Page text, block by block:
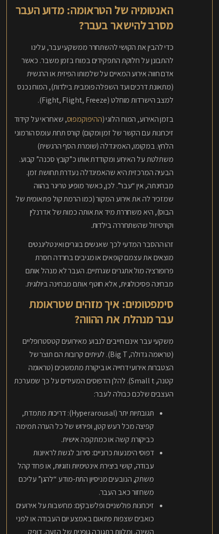
האנטומיה של הטראומה: מדוע העבר
מסרב להישאר בעבר?
כדי להבין את הקושי להשתחרר ממשקעי עבר, עלינו
להתבונן על חלוקת התפקידים במוח בזמן משבר. כאשר
אדם חווה אירוע המאיים על שלמותו הפיזית או הרגשית
(מתאונת דרכים ועד השפלה פומבית בילדות), המוח נכנס
למצב הישרדות מוחלט (Fight, Flight, Freeze).
בזמן האירוע, המוח הלוגי (ההיפוקמפוס, שאחראי על קידוד
זיכרונות עם הקשר של זמן ומקום) קורס תחת עומס הורמוני
הלחץ. במקומו, האמיגדלה (שומרת הסף הרגשית)
משתלטת על האירוע ומקודדת אותו כ”קובץ סכנה” קבוע.
הבעיה המרכזית היא שהאמיגדלה נעדרת תחושת זמן.
מבחינתה, אין “עבר”. לכן, כאשר מופיע טריגר בהווה
שמזכיר לה את אירוע המקור (כמו הרמת קול פתאומית של
הבוס), היא משחררת מיד את אותה כמות של אדרנלין
וקורטיזול שהשתחררה בילדות.
זהו ההסבר המדעי לכך שאנשים בוגרים ואינטליגנטים
מוצאים את עצמם קופאים או מגיבים בחרדה חסרת
פרופורציה מול אתגרים שגרתיים. העבר לא מנהל אותם
מבחינה פסיכולוגית, אלא חוטף אותם מבחינה ביולוגית.
סימפטומים: איך מזהים שטראומת
עבר מנהלת את ההווה?
משקעי עבר אינם חייבים לנבוע מאירועים קטסטרופליים
(טראומה גדולה, Big T). לעיתים קרובות הם תוצר של
הצטברות אירועי דחייה או ביקורת מתמשכים (טראומה
קטנה, Small t). להלן הדפוסים המעידים על כך שמערכת
העצבים שלכם כבולה לעבר:
תגובתיות יתר (Hyperarousal): דריכות מתמדת,
קפיצה מכל רעש קטן, ופירוש של כל הערה תמימה
כביקורת קשה או כמתקפה אישית.
דפוסי הימנעות כרוניים: סירוב לגשת לראיונות
עבודה, קושי ביצירת אינטימיות וזוגיות, או פחד קהל
משתק, הנובעים מניסיון התת-מודע “להגן” עליכם
משחזור כאב העבר.
זיכרונות פולשניים ופלשבקים: מחשבות על אירועים
כואבים שצפות פתאום באמצע יום העבודה או לפני
השינה, ומלוות בתגובה גופנית של הזעה, דופק